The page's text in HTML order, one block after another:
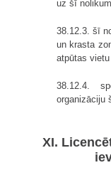
uz šī
38.12.3. šī
un krasta
atpūtas
38.12.4.
organizāciju
XI.